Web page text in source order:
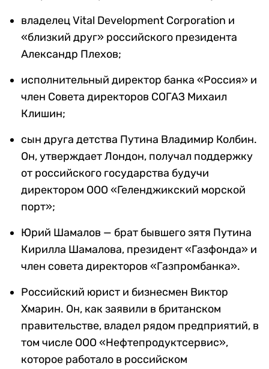
владелец Vital Development Corporation и
«близкий друг» российского президента
Александр Плехов;
исполнительный директор банка «Россия» и
член Совета директоров СОГАЗ Михаил
Клишин;
сын друга детства Путина Владимир Колбин.
Он, утверждает Лондон, получал поддержку
от российского государства будучи
директором ООО «Геленджикский морской
порт»;
Юрий Шамалов — брат бывшего зятя Путина
Кирилла Шамалова, президент «Газфонда» и
член совета директоров «Газпромбанка».
Российский юрист и бизнесмен Виктор
Хмарин. Он, как заявили в британском
правительстве, владел рядом предприятий, в
том числе ООО «Нефтепродуктсервис»,
которое работало в российском